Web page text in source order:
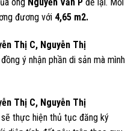
ông Nguyễn Văn P để lại. Mỗi
đương với 4,65 m2.
Thị C, Nguyễn Thị
đồng ý nhận phần di sản mà mình
Thị C, Nguyễn Thị
sẽ thực hiện thủ tục đăng ký